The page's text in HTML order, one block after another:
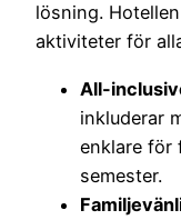
lösning.
aktiviteter för
All-
inkluderar
enklare för
semester.